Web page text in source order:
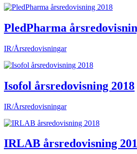
PledPharma
IR/Årsredovisningar
Isofol årsredovisning 2018
IR/Årsredovisningar
IRLAB årsredovisning